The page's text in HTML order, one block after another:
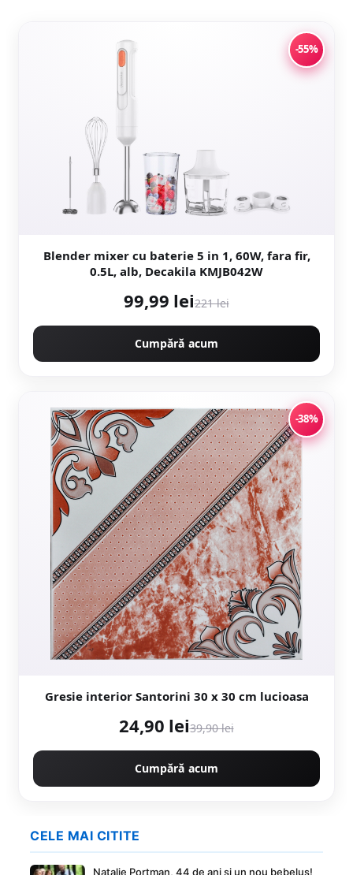
-55%
Blender mixer cu baterie 5 in 1, 60W, fara fir,
0.5L, alb, Decakila KMJB042W
99,99 lei221 lei
Cumpără acum
-38%
Gresie interior Santorini 30 x 30 cm lucioasa
24,90 lei39,90 lei
Cumpără acum
CELE MAI CITITE
Natalie Portman, 44 de ani si un nou bebeluș!